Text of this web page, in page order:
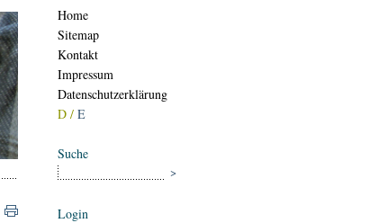
Home
Sitemap
Kontakt
Impressum
Datenschutzerklärung
D / E
Suche
Login